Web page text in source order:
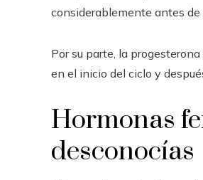
considerablemente antes
Por su parte, la
en el inicio del ciclo y
Hormonas
desconocías